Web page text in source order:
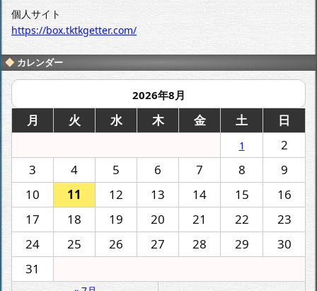
個人サイト
https://box.tktkgetter.com/
カレンダー
2026年8月
月 火 水 木 金 土 日
1
2
3
4 5 6 7 8
9
10
11 12 13 14 15
16
17
18 19 20 21 22
23
24
25 26 27 28 29
30
31